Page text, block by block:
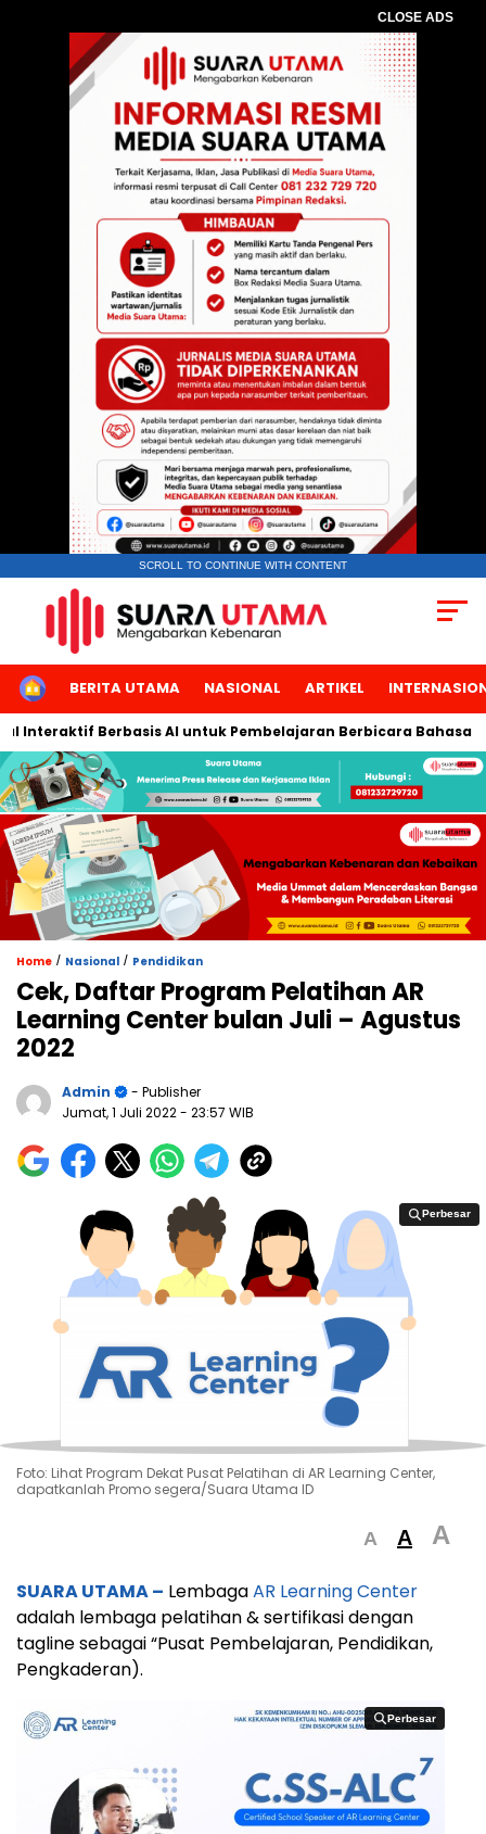
CLOSE ADS
SCROLL TO CONTINUE WITH CONTENT
HOMEBERITA UTAMA NASIONAL ARTIKEL
AI untuk Pembelajaran Berbicara Bahasa Arab
Home / Nasional / Pendidikan
Cek, Daftar Program Pelatihan AR
Learning Center bulan Juli – Agustus
2022
Admin
- Publisher
Jumat, 1 Juli 2022- 23:57 WIB
Perbesar
Perbesar
Foto: Lihat Program Dekat Pusat Pelatihan di AR Learning Center,
dapatkanlah Promo segera/Suara Utama ID
A A A
SUARA UTAMA – LembagaAR Learning Center
adalah lembaga pelatihan & sertifikasi dengan
tagline sebagai “Pusat Pembelajaran, Pendidikan,
Pengkaderan).
Perbesar
Perbesar